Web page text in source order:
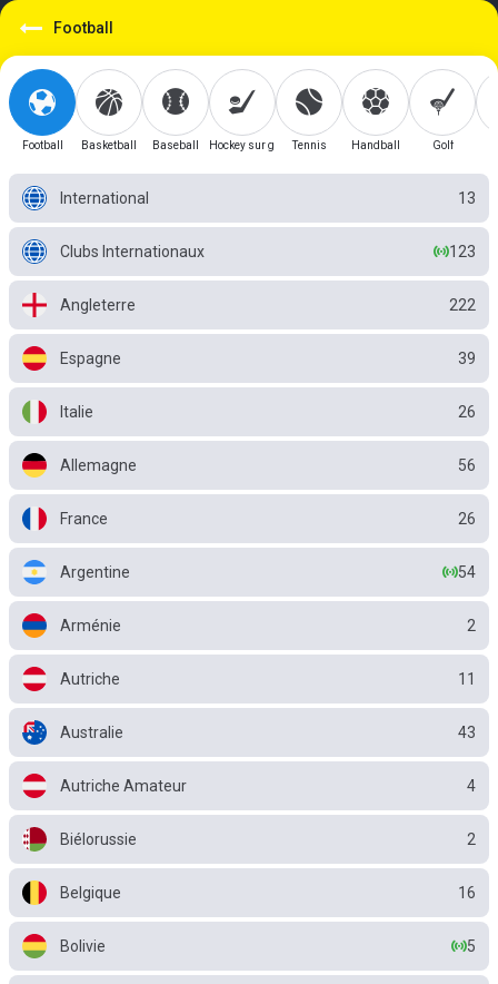
Football
Football Basketball Baseball Hockey sur glaceTennis Handball Golf
International 13
Clubs Internationaux 123
Angleterre 222
Espagne 39
Italie 26
Allemagne 56
France 26
Argentine 54
Arménie 2
Autriche 11
Australie 43
Autriche Amateur 4
Biélorussie 2
Belgique 16
Bolivie 5
https://mobile.betgini.tn/sport/detail/football?id=1